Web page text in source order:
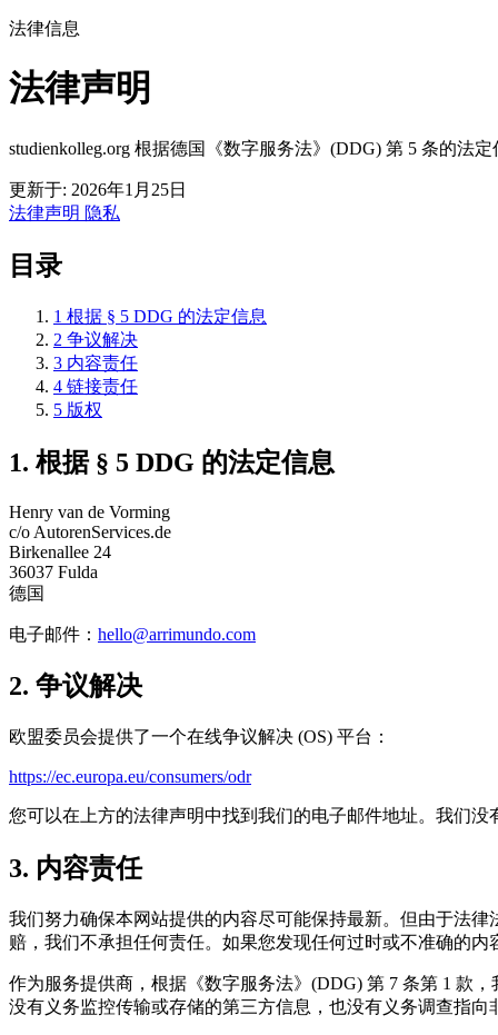
法律信息
法律声明
studienkolleg.org 根据德国《数字服务法》(DDG) 第 5 条的法定
更新于: 2026年1月25日
法律声明 隐私
目录
1 根据 § 5 DDG 的法定信息
2 争议解决
3 内容责任
4 链接责任
5 版权
1. 根据 § 5 DDG 的法定信息
Henry van de Vorming
c/o AutorenServices.de
Birkenallee 24
36037 Fulda
德国
电子邮件： hello@arrimundo.com
2. 争议解决
欧盟委员会提供了一个在线争议解决 (OS) 平台：
https://ec.europa.eu/consumers/odr
您可以在上方的法律声明中找到我们的电子邮件地址。我们
3. 内容责任
我们努力确保本网站提供的内容尽可能保持最新。但由于法
赔，我们不承担任何责任。如果您发现任何过时或不准确的
作为服务提供商，根据《数字服务法》(DDG) 第 7 条第 1 款
没有义务监控传输或存储的第三方信息，也没有义务调查指向